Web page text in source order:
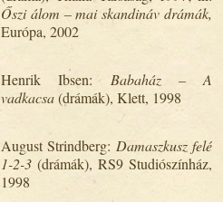
Őszi álom – mai skandináv drámák,
Európa, 2002
Henrik Ibsen: Babaház – A
vadkacsa(drámák), Klett, 1998
August Strindberg: Damaszkusz felé
1-2-3 (drámák), RS9 Studiószínház,
1998